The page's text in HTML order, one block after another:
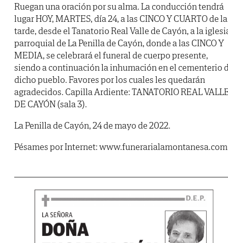
Ruegan una oración por su alma. La conducción tendrá
lugar HOY, MARTES, día 24, a las CINCO Y CUARTO de la
tarde, desde el Tanatorio Real Valle de Cayón, a la
parroquial de La Penilla de Cayón, donde a las CINCO Y
MEDIA, se celebrará el funeral de cuerpo presente,
siendo a continuación la inhumación en el cementerio
dicho pueblo. Favores por los cuales les quedarán
agradecidos. Capilla Ardiente: TANATORIO REAL
DE CAYÓN (sala 3).
La Penilla de Cayón, 24 de mayo de 2022.
Pésames por Internet: www.funerarialamontanesa.com